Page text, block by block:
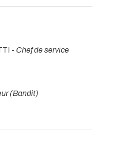
- Chef de service
(Bandit)